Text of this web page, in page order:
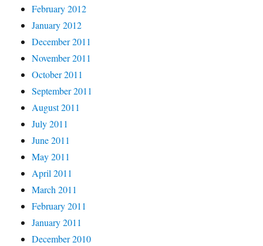
February 2012
January 2012
December 2011
November 2011
October 2011
September 2011
August 2011
July 2011
June 2011
May 2011
April 2011
March 2011
February 2011
January 2011
December 2010